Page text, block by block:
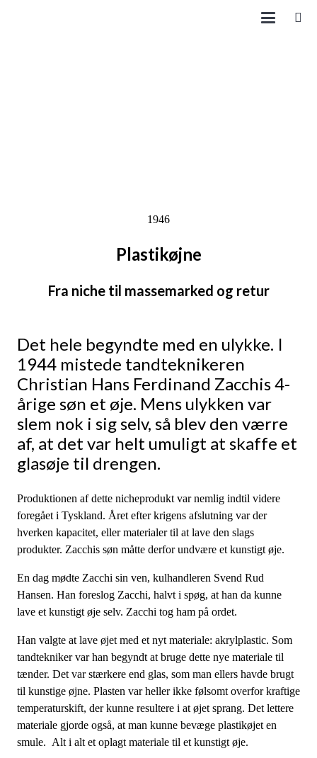
1946
Plastikøjne
Fra niche til massemarked og retur
Det hele begyndte med en ulykke. I
1944 mistede tandteknikeren
Christian Hans Ferdinand Zacchis 4-
årige søn et øje. Mens ulykken var
slem nok i sig selv, så blev den værre
af, at det var helt umuligt at skaffe et
glasøje til drengen.
Produktionen af dette nicheprodukt var nemlig indtil videre
foregået i Tyskland. Året efter krigens afslutning var der
hverken kapacitet, eller materialer til at lave den slags
produkter. Zacchis søn måtte derfor undvære et kunstigt øje.
En dag mødte Zacchi sin ven, kulhandleren Svend Rud
Hansen. Han foreslog Zacchi, halvt i spøg, at han da kunne
lave et kunstigt øje selv. Zacchi tog ham på ordet.
Han valgte at lave øjet med et nyt materiale: akrylplastic. Som
tandtekniker var han begyndt at bruge dette nye materiale til
tænder. Det var stærkere end glas, som man ellers havde brugt
til kunstige øjne. Plasten var heller ikke følsomt overfor kraftige
temperaturskift, der kunne resultere i at øjet sprang. Det lettere
materiale gjorde også, at man kunne bevæge plastikøjet en
smule. Alt i alt et oplagt materiale til et kunstigt øje.